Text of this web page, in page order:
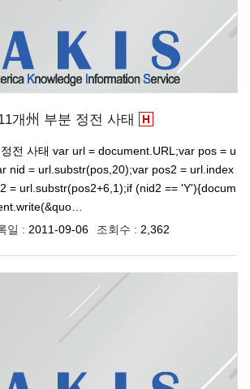
개州 부분 정전 사태
전 사태 var url = document.URL;var pos = u
nid = url.substr(pos,20);var pos2 = url.index
= url.substr(pos2+6,1);if (nid2 == 'Y'){docum
일 : 2011-09-06 조회수 : 2,362